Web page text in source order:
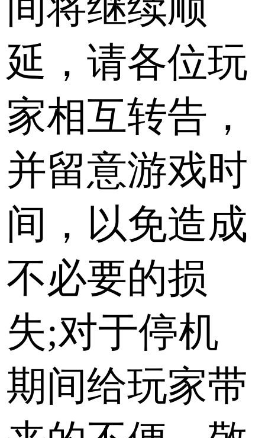
延，请各位玩
家相互转告，
并留意游戏时
间，以免造成
不必要的损
失;对于停机
期间给玩家带